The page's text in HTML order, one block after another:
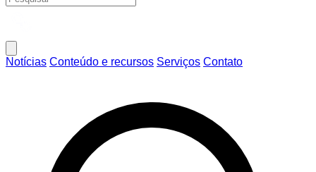
Notícias Conteúdo e recursos Serviços Contato